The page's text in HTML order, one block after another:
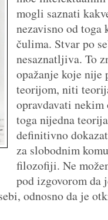
mogli saznati
nezavisno od
čulima. Stvar po
nesaznatljiva. To
opažanje koje nije
teorijom, niti
opravdavati nekim
toga nijedna
definitivno
za slobodnim
filozofiji. Ne
pod izgovorom da
odnosno da je